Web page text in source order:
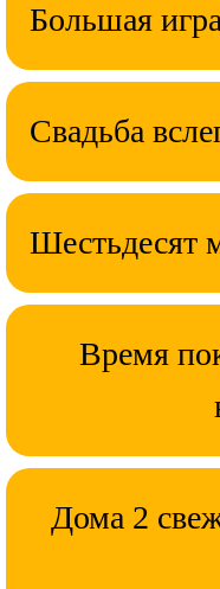
Большая
Свадьба
Шестьдесят
Время
Дома 2